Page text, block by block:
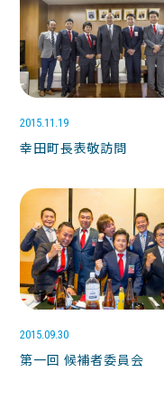
2015.11.19
幸田町長表敬訪問
2015.09.30
第一回 候補者委員会